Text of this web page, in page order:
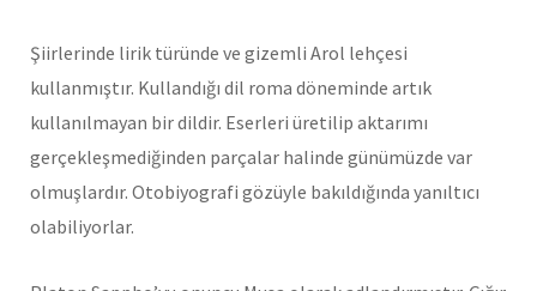
Şiirlerinde lirik türünde ve gizemli Arol lehçesi
kullanmıştır. Kullandığı dil roma döneminde artık
kullanılmayan bir dildir. Eserleri üretilip aktarımı
gerçekleşmediğinden parçalar halinde günümüzde var
olmuşlardır. Otobiyografi gözüyle bakıldığında yanıltıcı
olabiliyorlar.